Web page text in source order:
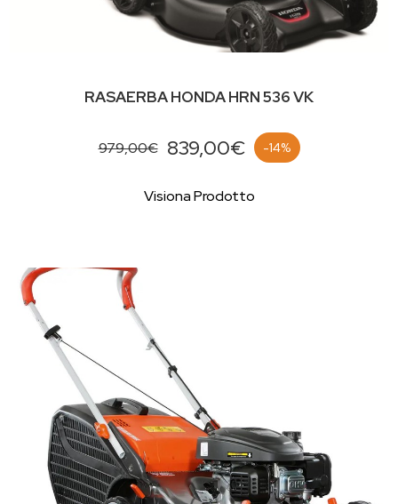
RASAERBA HONDA HRN 536 VK
979,00€ 839,00€ -14%
Visiona Prodotto